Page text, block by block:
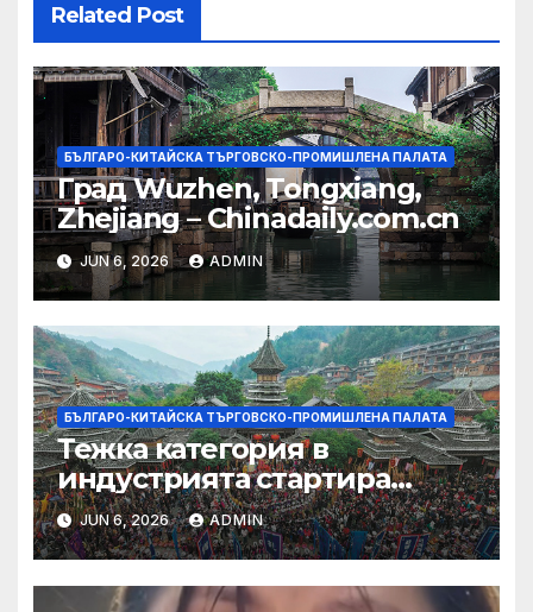
Related Post
БЪЛГАРО-КИТАЙСКА ТЪРГОВСКО-ПРОМИШЛЕНА ПАЛАТА
Град Wuzhen, Tongxiang,
Zhejiang – Chinadaily.com.cn
JUN 6, 2026 ADMIN
БЪЛГАРО-КИТАЙСКА ТЪРГОВСКО-ПРОМИШЛЕНА ПАЛАТА
Тежка категория в
индустрията стартира
алианс за космическа
слънчева енергия
JUN 6, 2026 ADMIN